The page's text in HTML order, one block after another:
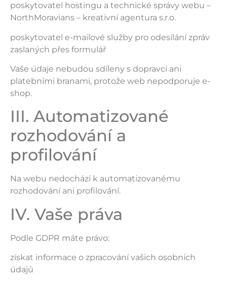
poskytovatel hostingu a technické správy webu –
NorthMoravians – kreativní agentura s.r.o.
poskytovatel e-mailové služby pro odesílání zpráv
zaslaných přes formulář
Vaše údaje nebudou sdíleny s dopravci ani
platebními branami, protože web nepodporuje e-
shop.
III. Automatizované
rozhodování a
profilování
Na webu nedochází k automatizovanému
rozhodování ani profilování.
IV. Vaše práva
Podle GDPR máte právo:
získat informace o zpracování vašich osobních
údajů